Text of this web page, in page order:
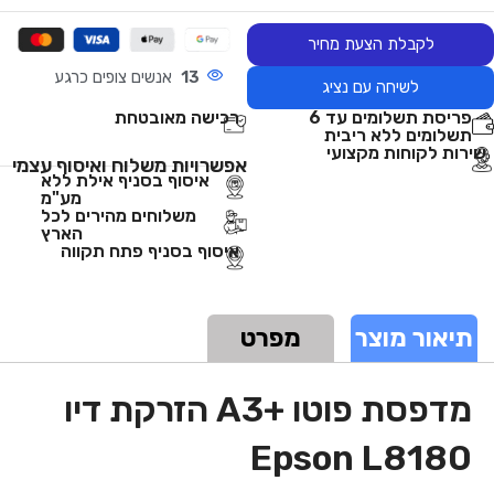
לקבלת הצעת מחיר
לשיחה עם נציג 13 אנשים צופים כרגע
פריסת תשלומים עד 6
תשלומים ללא ריבית
רכישה מאובטחת
שירות לקוחות מקצועי
אפשרויות משלוח ואיסוף עצמי
איסוף בסניף אילת ללא
מע"מ
משלוחים מהירים לכל
הארץ
איסוף בסניף פתח תקווה
תיאור מוצר מפרט
מדפסת פוטו +A3 הזרקת דיו
Epson L8180